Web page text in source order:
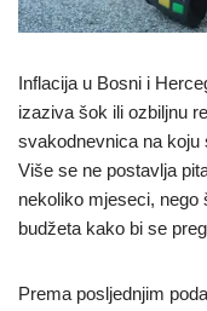
Inflacija u Bosni i
izaziva šok ili ozbiljnu
svakodnevnica na koju
Više se ne postavlja
nekoliko mjeseci,
budžeta kako bi se
Prema posljednjim